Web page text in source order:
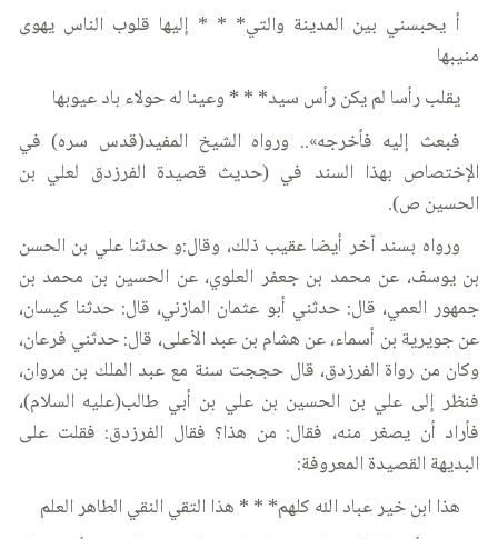
أ يحبسني بين المدينة والتي* * * إليها قلوب الناس يهوى
منيبها
يقلب رأسا لم يكن رأس سيد* * * وعينا له حولاء باد عيوبها
فبعث إليه فأخرجه».. ورواه الشيخ المفيد(قدس سره) في
الإختصاص بهذا السند في (حديث قصيدة الفرزدق لعلي بن
الحسين ص).
ورواه بسند آخر أيضا عقيب ذلك، وقال:و حدثنا علي بن الحسن
بن يوسف، عن محمد بن جعفر العلوي، عن الحسين بن محمد بن
جمهور العمي، قال: حدثني أبو عثمان المازني، قال: حدثنا كيسان،
عن جويرية بن أسماء، عن هشام بن عبد الأعلى، قال: حدثني فرعان،
وكان من رواة الفرزدق، قال حججت سنة مع عبد الملك بن مروان،
فنظر إلى علي بن الحسين بن علي بن أبي طالب(عليه السلام)،
فأراد أن يصغر منه، فقال: من هذا؟ فقال الفرزدق: فقلت على
البديهة القصيدة المعروفة:
هذا ابن خير عباد الله كلهم* * * هذا التقي النقي الطاهر العلم